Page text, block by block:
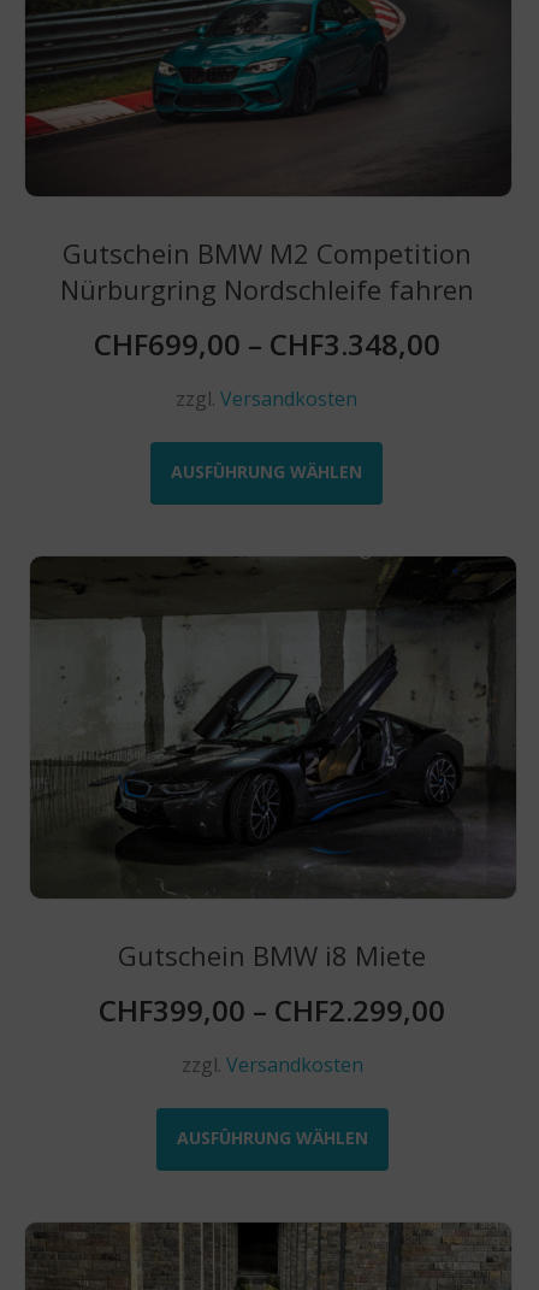
Gutschein BMW M2 Competition
Nürburgring Nordschleife fahren
CHF699,00 – CHF3.348,00
zzgl.Versandkosten
AUSFÜHRUNG WÄHLEN
auf.
können
auf
der
Produktseite
gewählt
werden
Gutschein BMW i8 Miete
CHF399,00 – CHF2.299,00
zzgl. Versandkosten
AUSFÜHRUNG WÄHLEN
Dieses
auf.